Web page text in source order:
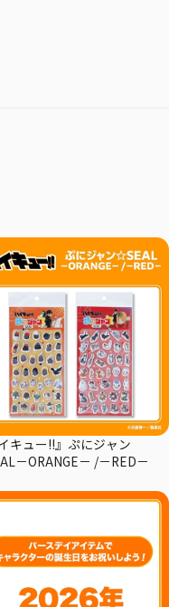
キュー!!』ぷにジャン
－ORANGE－ /－RED－